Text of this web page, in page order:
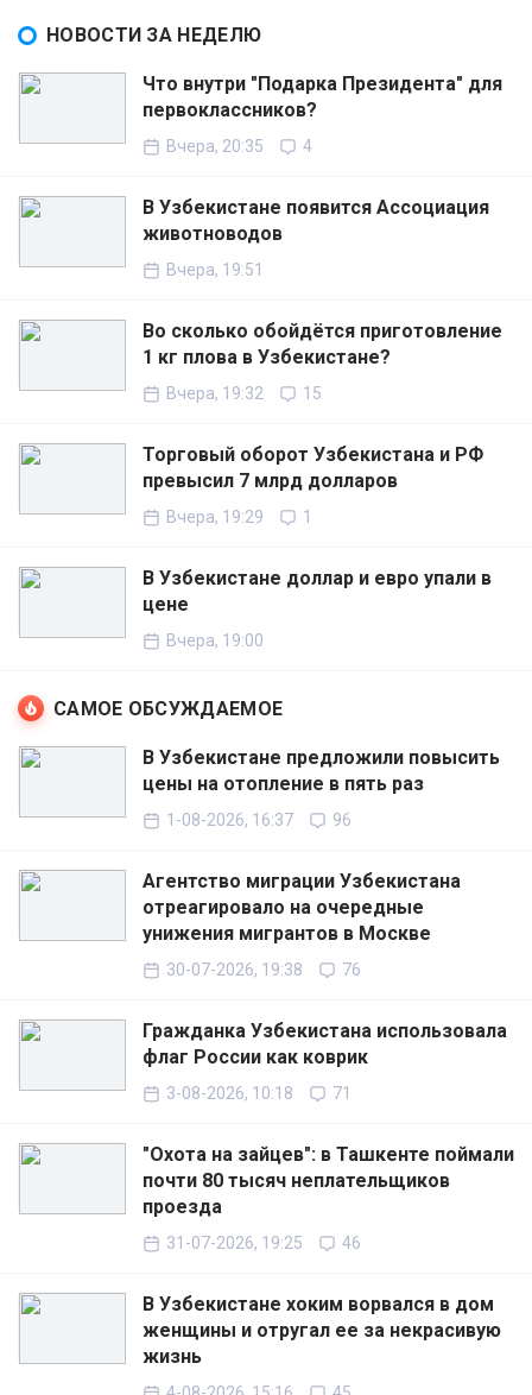
НОВОСТИ ЗА НЕДЕЛЮ
Что внутри "Подарка Президента" для
первоклассников?
Вчера, 20:35 4
В Узбекистане появится Ассоциация
животноводов
Вчера, 19:51
Во сколько обойдётся приготовление
1 кг плова в Узбекистане?
Вчера, 19:32 15
Торговый оборот Узбекистана и РФ
превысил 7 млрд долларов
Вчера, 19:29 1
В Узбекистане доллар и евро упали в
цене
Вчера, 19:00
САМОЕ ОБСУЖДАЕМОЕ
В Узбекистане предложили повысить
цены на отопление в пять раз
1-08-2026, 16:37 96
Агентство миграции Узбекистана
отреагировало на очередные
унижения мигрантов в Москве
30-07-2026, 19:38 76
Гражданка Узбекистана использовала
флаг России как коврик
3-08-2026, 10:18 71
"Охота на зайцев": в Ташкенте поймали
почти 80 тысяч неплательщиков
проезда
31-07-2026, 19:25 46
В Узбекистане хоким ворвался в дом
женщины и отругал ее за некрасивую
жизнь